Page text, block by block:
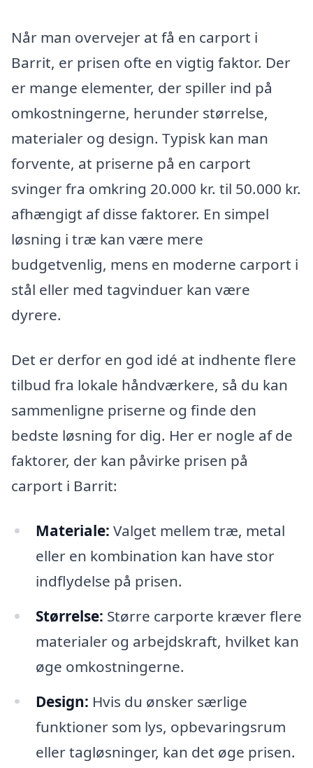
Når man overvejer at få en carport i
Barrit, er prisen ofte en vigtig faktor. Der
er mange elementer, der spiller ind på
omkostningerne, herunder størrelse,
materialer og design. Typisk kan man
forvente, at priserne på en carport
svinger fra omkring 20.000 kr. til 50.000 kr.
afhængigt af disse faktorer. En simpel
løsning i træ kan være mere
budgetvenlig, mens en moderne carport i
stål eller med tagvinduer kan være
dyrere.
Det er derfor en god idé at indhente flere
tilbud fra lokale håndværkere, så du kan
sammenligne priserne og finde den
bedste løsning for dig. Her er nogle af de
faktorer, der kan påvirke prisen på
carport i Barrit:
Materiale: Valget mellem træ, metal
eller en kombination kan have stor
indflydelse på prisen.
Størrelse: Større carporte kræver flere
materialer og arbejdskraft, hvilket kan
øge omkostningerne.
Design: Hvis du ønsker særlige
funktioner som lys, opbevaringsrum
eller tagløsninger, kan det øge prisen.